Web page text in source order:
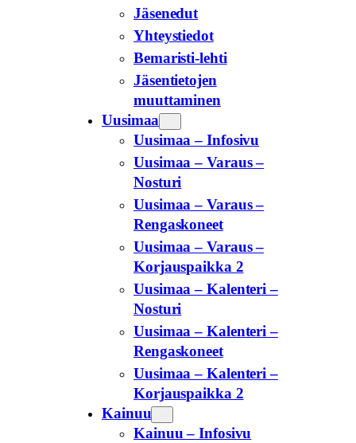
Jäsenedut
Yhteystiedot
Bemaristi-lehti
Jäsentietojen
muuttaminen
Uusimaa
Uusimaa – Infosivu
Uusimaa – Varaus –
Nosturi
Uusimaa – Varaus –
Rengaskoneet
Uusimaa – Varaus –
Korjauspaikka 2
Uusimaa – Kalenteri –
Nosturi
Uusimaa – Kalenteri –
Rengaskoneet
Uusimaa – Kalenteri –
Korjauspaikka 2
Kainuu
Kainuu – Infosivu